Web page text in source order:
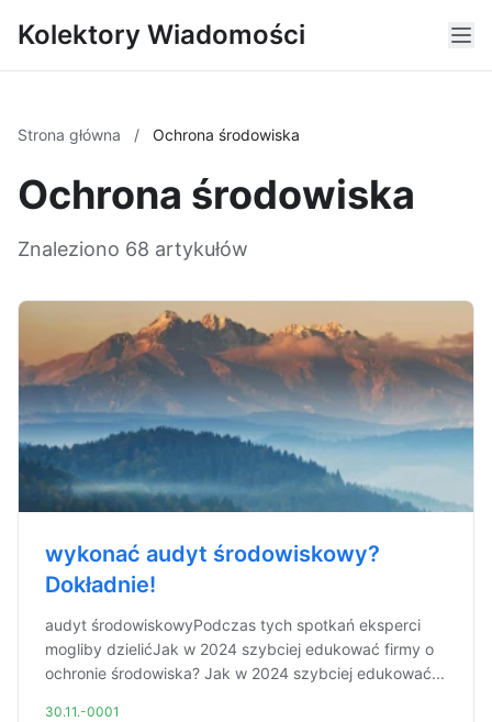
Kolektory Wiadomości
Strona główna / Ochrona środowiska
Ochrona środowiska
Znaleziono 68 artykułów
wykonać audyt środowiskowy?
Dokładnie!
audyt środowiskowyPodczas tych spotkań eksperci
mogliby dzielićJak w 2024 szybciej edukować firmy o
ochronie środowiska? Jak w 2024 szybciej edukować...
30.11.-0001